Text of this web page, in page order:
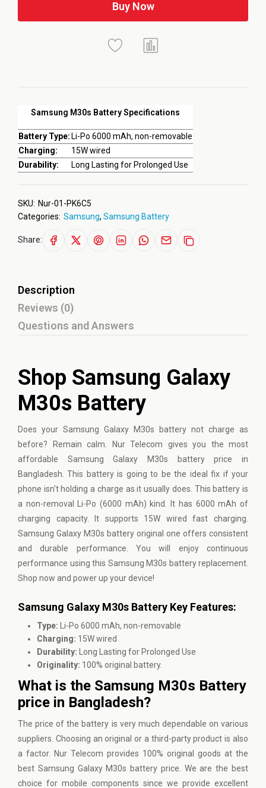
Samsung M30s Battery Specifications
Battery Type: Li-Po 6000 mAh, non-removable
Charging:
15W wired
Durability:
Long Lasting for Prolonged Use
Buy Now
SKU: Nur-01-PK6C5
Categories: Samsung, Samsung Battery
Share:
Description
Reviews (0)
Questions and Answers
Shop Samsung Galaxy
M30s Battery
Does your Samsung Galaxy M30s battery not charge as
before? Remain calm. Nur Telecom gives you the most
affordable Samsung Galaxy M30s battery price in
Bangladesh. This battery is going to be the ideal fix if your
phone isn't holding a charge as it usually does. This battery is
a non-removal Li-Po (6000 mAh) kind. It has 6000 mAh of
charging capacity. It supports 15W wired fast charging.
Samsung Galaxy M30s battery original one offers consistent
and durable performance. You will enjoy continuous
performance using this Samsung M30s battery replacement.
Shop now and power up your device!
Samsung Galaxy M30s Battery Key Features:
Type: Li-Po 6000 mAh, non-removable
Charging: 15W wired
Durability: Long Lasting for Prolonged Use
Originality: 100% original battery.
What is the Samsung M30s Battery
price in Bangladesh?
The price of the battery is very much dependable on various
suppliers. Choosing an original or a third-party product is also
a factor.
Nur Telecom provides 100% original goods at the
best Samsung Galaxy M30s battery price. We are the best
choice for mobile components since we provide excellent